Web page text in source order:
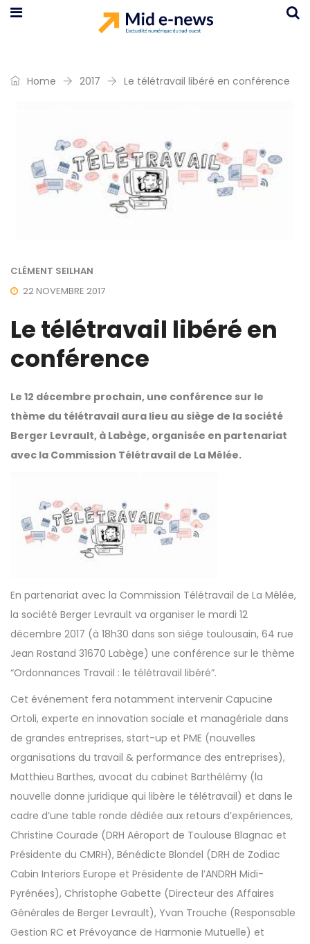
Home 2017 Le télétravail libéré en conférence
CLÉMENT SEILHAN
22 NOVEMBRE 2017
Le télétravail libéré en
conférence
Le 12 décembre prochain, une conférence sur le
thème du télétravail aura lieu au siège de la société
Berger Levrault, à Labège, organisée en partenariat
avec la Commission Télétravail de La Mêlée.
En partenariat avec la Commission Télétravail de La Mêlée,
la société Berger Levrault va organiser le mardi 12
décembre 2017 (à 18h30 dans son siège toulousain, 64 rue
Jean Rostand 31670 Labège) une conférence sur le thème
“Ordonnances Travail : le télétravail libéré”.
Cet événement fera notamment intervenir Capucine
Ortoli, experte en innovation sociale et managériale dans
de grandes entreprises, start-up et PME (nouvelles
organisations du travail & performance des entreprises),
Matthieu Barthes, avocat du cabinet Barthélémy (la
nouvelle donne juridique qui libère le télétravail) et dans le
cadre d’une table ronde dédiée aux retours d’expériences,
Christine Courade (DRH Aéroport de Toulouse Blagnac et
Présidente du CMRH), Bénédicte Blondel (DRH de Zodiac
Cabin Interiors Europe et Présidente de l’ANDRH Midi-
Pyrénées), Christophe Gabette (Directeur des Affaires
Générales de Berger Levrault), Yvan Trouche (Responsable
Gestion RC et Prévoyance de Harmonie Mutuelle) et